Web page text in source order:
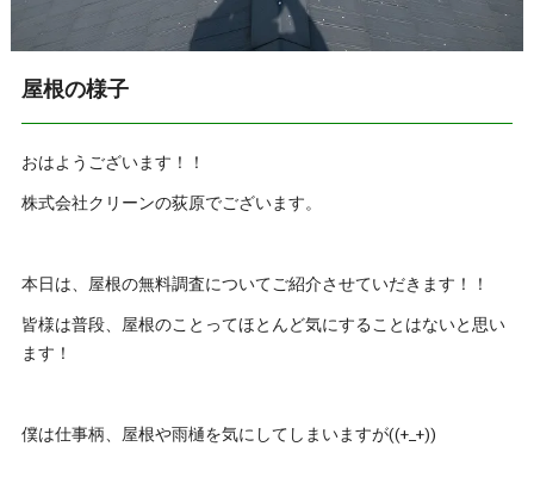
屋根の様子
おはようございます！！
株式会社クリーンの荻原でございます。
本日は、屋根の無料調査についてご紹介させていだきます！！
皆様は普段、屋根のことってほとんど気にすることはないと思い
ます！
僕は仕事柄、屋根や雨樋を気にしてしまいますが((+_+))